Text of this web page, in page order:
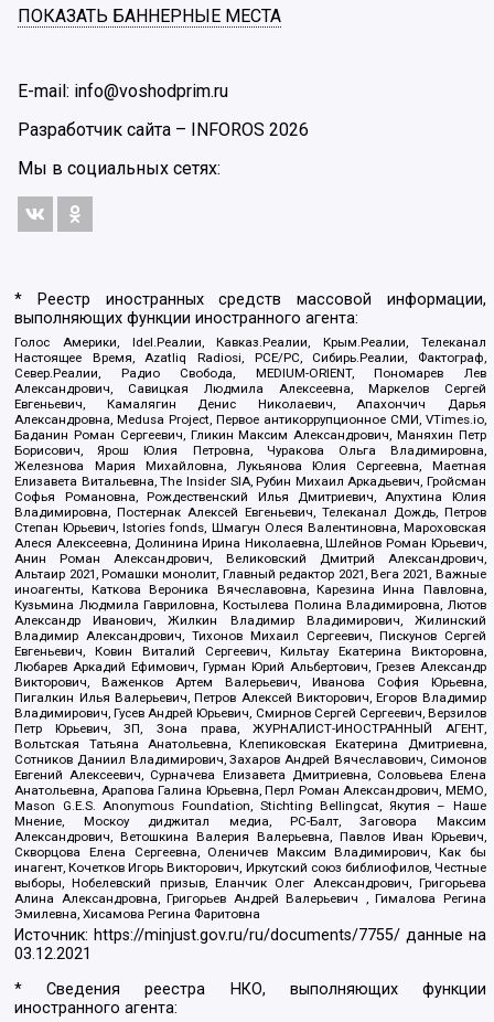
ПОКАЗАТЬ БАННЕРНЫЕ МЕСТА
E-mail: info@voshodprim.ru
Разработчик сайта – INFOROS 2026
Мы в социальных сетях:
* Реестр иностранных средств массовой информации,
выполняющих функции иностранного агента:
Голос Америки, Idel.Реалии, Кавказ.Реалии, Крым.Реалии, Телеканал
Настоящее Время, Azatliq Radiosi, PCE/PC, Сибирь.Реалии, Фактограф,
Север.Реалии, Радио Свобода, MEDIUM-ORIENT, Пономарев Лев
Александрович, Савицкая Людмила Алексеевна, Маркелов Сергей
Евгеньевич, Камалягин Денис Николаевич, Апахончич Дарья
Александровна, Medusa Project, Первое антикоррупционное СМИ, VTimes.io,
Баданин Роман Сергеевич, Гликин Максим Александрович, Маняхин Петр
Борисович, Ярош Юлия Петровна, Чуракова Ольга Владимировна,
Железнова Мария Михайловна, Лукьянова Юлия Сергеевна, Маетная
Елизавета Витальевна, The Insider SIA, Рубин Михаил Аркадьевич, Гройсман
Софья Романовна, Рождественский Илья Дмитриевич, Апухтина Юлия
Владимировна, Постернак Алексей Евгеньевич, Телеканал Дождь, Петров
Степан Юрьевич, Istories fonds, Шмагун Олеся Валентиновна, Мароховская
Алеся Алексеевна, Долинина Ирина Николаевна, Шлейнов Роман Юрьевич,
Анин Роман Александрович, Великовский Дмитрий Александрович,
Альтаир 2021, Ромашки монолит, Главный редактор 2021, Вега 2021, Важные
иноагенты, Каткова Вероника Вячеславовна, Карезина Инна Павловна,
Кузьмина Людмила Гавриловна, Костылева Полина Владимировна, Лютов
Александр Иванович, Жилкин Владимир Владимирович, Жилинский
Владимир Александрович, Тихонов Михаил Сергеевич, Пискунов Сергей
Евгеньевич, Ковин Виталий Сергеевич, Кильтау Екатерина Викторовна,
Любарев Аркадий Ефимович, Гурман Юрий Альбертович, Грезев Александр
Викторович, Важенков Артем Валерьевич, Иванова София Юрьевна,
Пигалкин Илья Валерьевич, Петров Алексей Викторович, Егоров Владимир
Владимирович, Гусев Андрей Юрьевич, Смирнов Сергей Сергеевич, Верзилов
Петр Юрьевич, ЗП, Зона права, ЖУРНАЛИСТ-ИНОСТРАННЫЙ АГЕНТ,
Вольтская Татьяна Анатольевна, Клепиковская Екатерина Дмитриевна,
Сотников Даниил Владимирович, Захаров Андрей Вячеславович, Симонов
Евгений Алексеевич, Сурначева Елизавета Дмитриевна, Соловьева Елена
Анатольевна, Арапова Галина Юрьевна, Перл Роман Александрович, МЕМО,
Mason G.E.S. Anonymous Foundation, Stichting Bellingcat, Якутия – Наше
Мнение, Москоу диджитал медиа, РС-Балт, Заговора Максим
Александрович, Ветошкина Валерия Валерьевна, Павлов Иван Юрьевич,
Скворцова Елена Сергеевна, Оленичев Максим Владимирович, Как бы
инагент, Кочетков Игорь Викторович, Иркутский союз библиофилов, Честные
выборы, Нобелевский призыв, Еланчик Олег Александрович, Григорьева
Алина Александровна, Григорьев Андрей Валерьевич , Гималова Регина
Эмилевна, Хисамова Регина Фаритовна
Источник: https://minjust.gov.ru/ru/documents/7755/ данные на
03.12.2021
* Сведения реестра НКО, выполняющих функции
иностранного агента: